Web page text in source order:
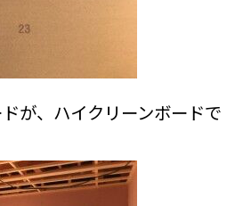
が、ハイクリーンボードで